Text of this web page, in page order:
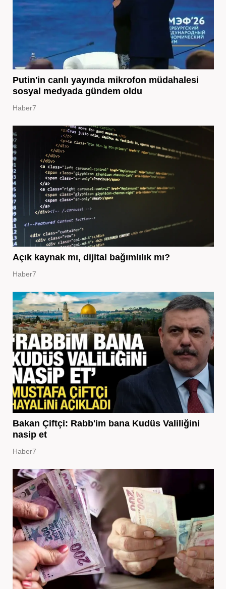
Putin'in canlı yayında mikrofon müdahalesi
sosyal medyada gündem oldu
Haber7
Açık kaynak mı, dijital bağımlılık mı?
Haber7
Bakan Çiftçi: Rabb'im bana Kudüs Valiliğini
nasip et
Haber7